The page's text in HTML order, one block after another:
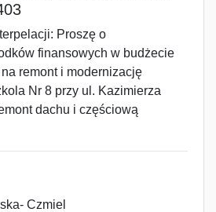
Proszę o
finansowych w budżecie
remont i modernizację
Nr 8 przy ul. Kazimierza
dachu i częściową
Czmiel